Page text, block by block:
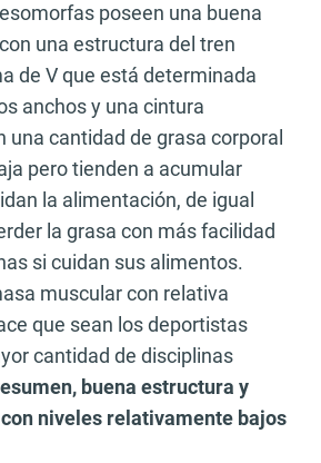
poseen una buena
una estructura del tren
de V que está determinada
anchos y una cintura
una cantidad de grasa corporal
pero tienden a acumular
la alimentación, de igual
la grasa con más facilidad
si cuidan sus alimentos.
muscular con relativa
que sean los deportistas
cantidad de disciplinas
buena estructura y
niveles relativamente bajos